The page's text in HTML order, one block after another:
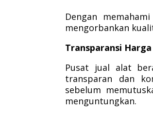
Dengan
mengorbankan
Transparansi
Pusat jual alat
transparan dan
sebelum
menguntungkan.